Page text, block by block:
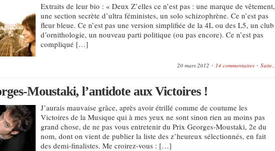
Extraits de leur bio : « Deux Z’elles ce n’est pas : une marque de vêtement,
une section secrète d’ultra féministes, un solo schizophrène. Ce n’est pas
fleur bleue. Ce n’est pas une version simplifiée de la 4L ou des L5, un club
d’ornithologie, un nouveau parti politique (ou pas encore). Ce n’est pas
compliqué […]
20 mars 2012 14 commentaires Suite...
Moustaki, l’antidote aux Victoires !
J’aurais mauvaise grâce, après avoir étrillé comme de coutume les
Victoires de la Musique qui à mes yeux ne sont sinon rien au moins pas
grand chose, de ne pas vous entretenir du Prix Georges-Moustaki, 2e du
nom, dont on vient de publier la liste des z’heureux sélectionnés, en fait
des demi-finalistes. Me croirez-vous : […]